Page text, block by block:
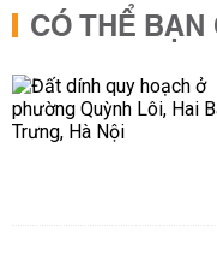
CÓ THỂ